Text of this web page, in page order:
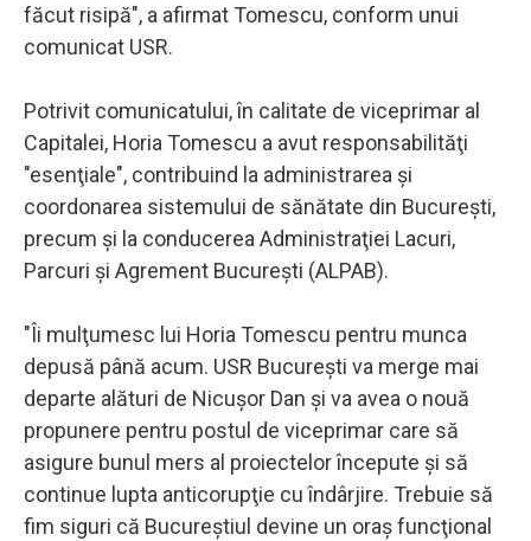
făcut risipă", a afirmat Tomescu, conform unui
comunicat USR.
Potrivit comunicatului, în calitate de viceprimar al
Capitalei, Horia Tomescu a avut responsabilităţi
"esenţiale", contribuind la administrarea şi
coordonarea sistemului de sănătate din Bucureşti,
precum şi la conducerea Administraţiei Lacuri,
Parcuri şi Agrement Bucureşti (ALPAB).
"Îi mulţumesc lui Horia Tomescu pentru munca
depusă până acum. USR Bucureşti va merge mai
departe alături de Nicuşor Dan şi va avea o nouă
propunere pentru postul de viceprimar care să
asigure bunul mers al proiectelor începute şi să
continue lupta anticorupţie cu îndârjire. Trebuie să
fim siguri că Bucureştiul devine un oraş funcţional